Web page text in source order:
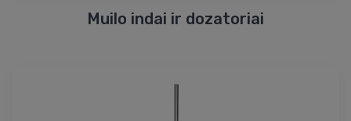
Muilo indai ir dozatoriai